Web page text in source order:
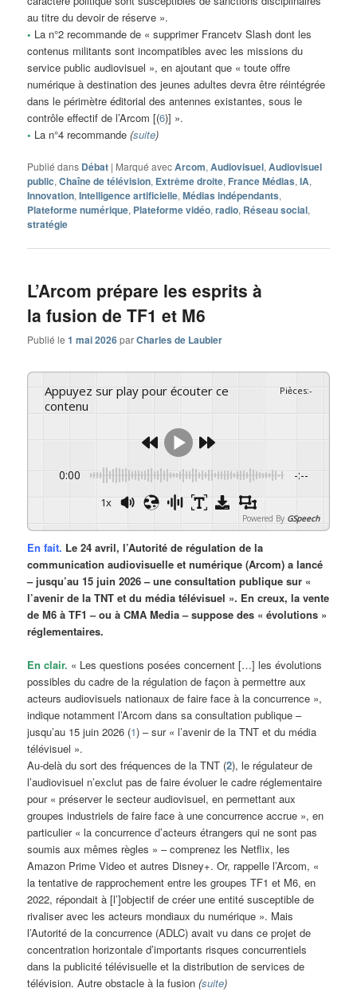
au titre du devoir de réserve ».
• La n°2 recommande de « supprimer Francetv Slash dont les
contenus militants sont incompatibles avec les missions du
service public audiovisuel », en ajoutant que « toute offre
numérique à destination des jeunes adultes devra être réintégrée
dans le périmètre éditorial des antennes existantes, sous le
contrôle effectif de l’Arcom [(6)] ».
• La n°4 recommande(suite)
Publié dans Débat | Marqué avecArcom,Audiovisuel,Audiovisuel
public,Chaîne de télévision, Extrême droite, France Médias,IA,
Innovation,Intelligence artificielle,Médias indépendants,
Plateforme numérique, Plateforme vidéo,radio, Réseau social,
stratégie
L’Arcom prépare les esprits à
la fusion de TF1 et M6
Publié le1 mai 2026parCharles de Laubier
Appuyez sur play pour écouter ce
contenu
Pièces:-
0:00 -:--
1x
Powered By GSpeech
En fait. Le 24 avril, l’Autorité de régulation de la
communication audiovisuelle et numérique (Arcom) a lancé
– jusqu’au 15 juin 2026 – une consultation publique sur «
l’avenir de la TNT et du média télévisuel ». En creux, la vente
de M6 à TF1 – ou à CMA Media – suppose des « évolutions »
réglementaires.
En clair. « Les questions posées concernent […] les évolutions
possibles du cadre de la régulation de façon à permettre aux
acteurs audiovisuels nationaux de faire face à la concurrence »,
indique notamment l’Arcom dans sa consultation publique –
jusqu’au 15 juin 2026 (1) – sur « l’avenir de la TNT et du média
télévisuel ».
Au-delà du sort des fréquences de la TNT (2), le régulateur de
l’audiovisuel n’exclut pas de faire évoluer le cadre réglementaire
pour « préserver le secteur audiovisuel, en permettant aux
groupes industriels de faire face à une concurrence accrue », en
particulier « la concurrence d’acteurs étrangers qui ne sont pas
soumis aux mêmes règles » – comprenez les Netflix, les
Amazon Prime Video et autres Disney+. Or, rappelle l’Arcom, «
la tentative de rapprochement entre les groupes TF1 et M6, en
2022, répondait à [l’]objectif de créer une entité susceptible de
rivaliser avec les acteurs mondiaux du numérique ». Mais
l’Autorité de la concurrence (ADLC) avait vu dans ce projet de
concentration horizontale d’importants risques concurrentiels
dans la publicité télévisuelle et la distribution de services de
télévision. Autre obstacle à la fusion(suite)